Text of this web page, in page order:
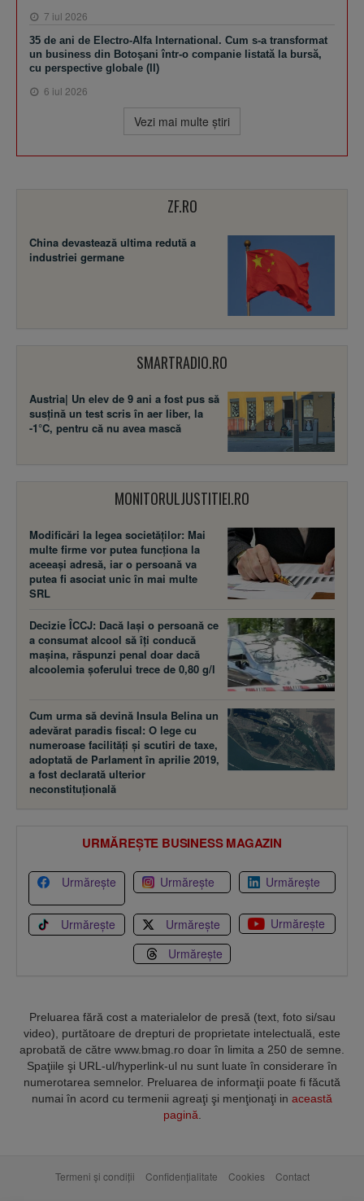
7 iul 2026
35 de ani de Electro-Alfa International. Cum s-a transformat
un business din Botoşani într-o companie listată la bursă,
cu perspective globale (II)
6 iul 2026
Vezi mai multe ştiri
ZF.RO
China devastează ultima redută a
industriei germane
SMARTRADIO.RO
Austria| Un elev de 9 ani a fost pus să
susţină un test scris în aer liber, la
-1°C, pentru că nu avea mască
MONITORULJUSTITIEI.RO
Modificări la legea societăţilor: Mai
multe firme vor putea funcţiona la
aceeaşi adresă, iar o persoană va
putea fi asociat unic în mai multe
SRL
Decizie ÎCCJ: Dacă laşi o persoană ce
a consumat alcool să îţi conducă
maşina, răspunzi penal doar dacă
alcoolemia şoferului trece de 0,80 g/l
Cum urma să devină Insula Belina un
adevărat paradis fiscal: O lege cu
numeroase facilităţi şi scutiri de taxe,
adoptată de Parlament în aprilie 2019,
a fost declarată ulterior
neconstituţională
URMĂREȘTE BUSINESS MAGAZIN
Urmărește Urmărește Urmărește
Urmărește Urmărește
Urmărește
Urmărește
Preluarea fără cost a materialelor de presă (text, foto si/sau
video), purtătoare de drepturi de proprietate intelectuală, este
aprobată de către www.bmag.ro doar în limita a 250 de semne.
Spaţiile şi URL-ul/hyperlink-ul nu sunt luate în considerare în
numerotarea semnelor. Preluarea de informaţii poate fi făcută
numai în acord cu termenii agreaţi şi menţionaţi in această
pagină.
Termeni și condiții Confidențialitate Cookies Contact